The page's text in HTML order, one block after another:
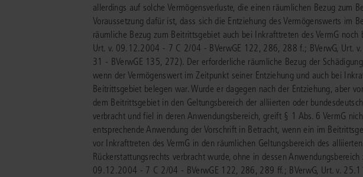
allerdings auf solche Vermögensverluste, die einen räumlichen Bezug zum
Voraussetzung dafür ist, dass sich die Entziehung des Vermögenswerts im
räumliche Bezug zum Beitrittsgebiet auch bei Inkrafttreten des VermG noch
Urt. v. 09.12.2004 - 7 C 2/04 - BVerwGE 122, 286, 288 f.; BVerwG, Urt.
31 - BVerwGE 135, 272). Der erforderliche räumliche Bezug der
wenn der Vermögenswert im Zeitpunkt seiner Entziehung und auch bei
Beitrittsgebiet belegen war. Wurde er dagegen nach der Entziehung, aber
dem Beitrittsgebiet in den Geltungsbereich der alliierten oder
verbracht und fiel in deren Anwendungsbereich, greift § 1 Abs. 6 VermG
entsprechende Anwendung der Vorschrift in Betracht, wenn ein im
vor Inkrafttreten des VermG in den räumlichen Geltungsbereich des
Rückerstattungsrechts verbracht wurde, ohne in dessen Anwendungsbereich
09.12.2004 - 7 C 2/04 - BVerwGE 122, 286, 289 ff.; BVerwG, Urt. v.